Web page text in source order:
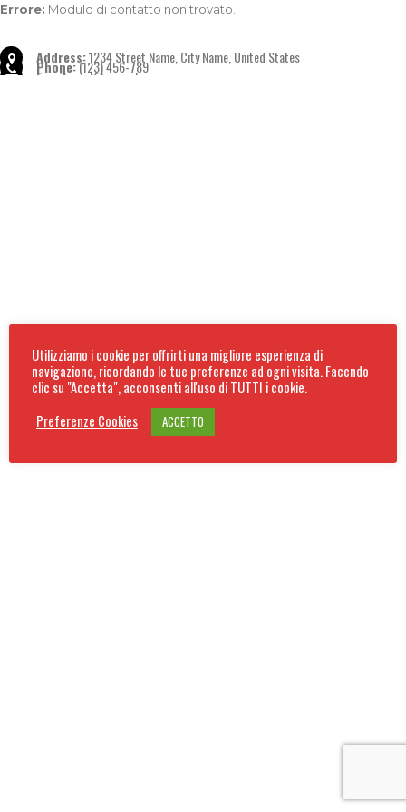
Errore: Modulo di contatto non trovato.
Address:1234 Street Name, City Name, United States
Phone:(123) 456-789
Email:mail@example.com
Utilizziamo i cookie per offrirti una migliore esperienza di
navigazione, ricordando le tue preferenze ad ogni visita. Facendo
clic su "Accetta", acconsenti all'uso di TUTTI i cookie.
Preferenze Cookies
ACCETTO